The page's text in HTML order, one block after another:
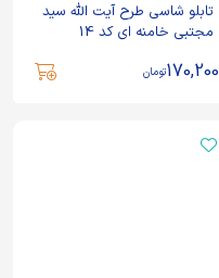
تابلو شاسی طرح آیت الله سید
مجتبی خامنه ای کد 14
170,200تومان